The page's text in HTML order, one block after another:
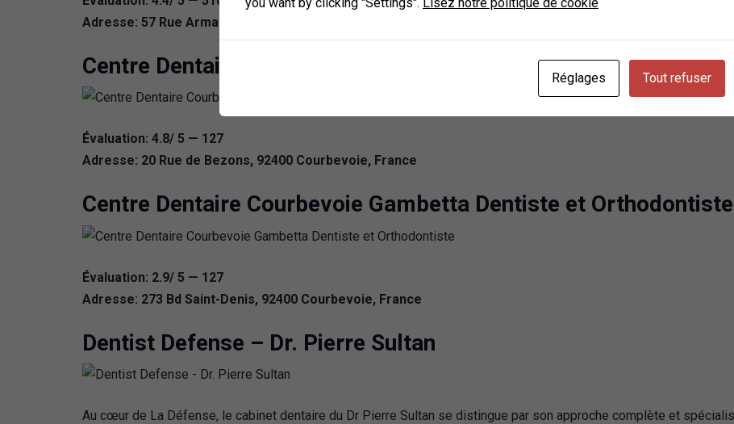
Adresse: 57 Rue Armand Silvestre, 92400 Courbevoie, France
Centre Dentaire Courbevoie Charras – GranDental
Évaluation: 4.8/ 5 — 127
Adresse: 20 Rue de Bezons, 92400 Courbevoie, France
Centre Dentaire Courbevoie Gambetta Dentiste et Orthodontiste
Évaluation: 2.9/ 5 — 127
Adresse: 273 Bd Saint-Denis, 92400 Courbevoie, France
Dentist Defense – Dr. Pierre Sultan
Au cœur de La Défense, le cabinet dentaire du Dr Pierre Sultan se distingue par son approche complète et
Réglages Tout refuser